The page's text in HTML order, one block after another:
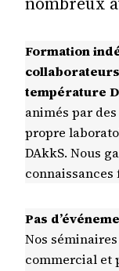
Formation
température
animés par
propre
DAkkS. Nous
Pas
Nos
commercial et